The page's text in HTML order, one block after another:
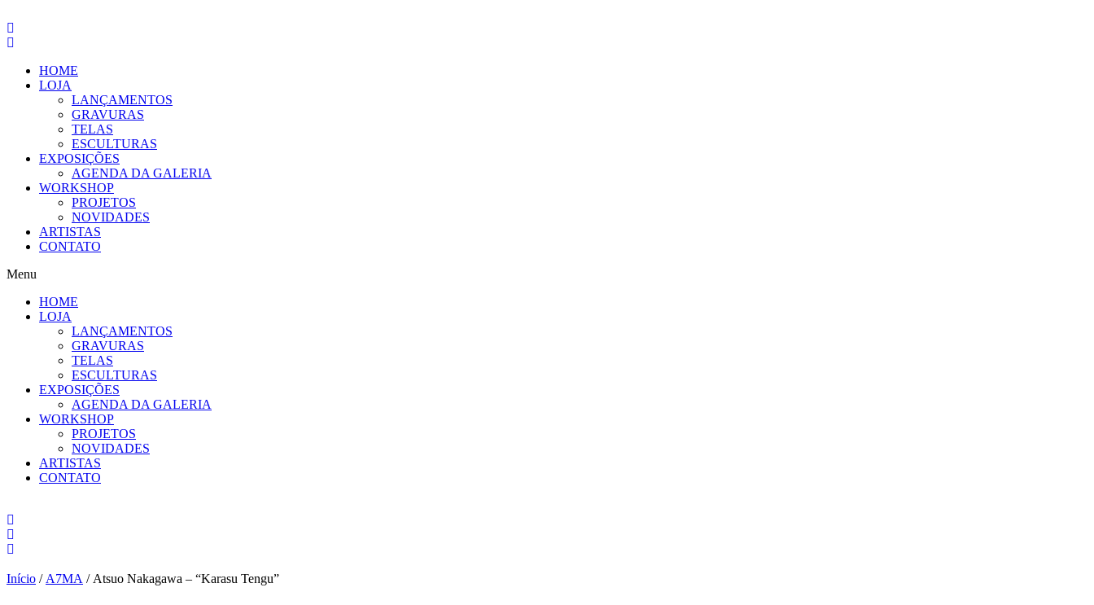
para
o
HOME
LOJA
LANÇAMENTOS
GRAVURAS
TELAS
ESCULTURAS
EXPOSIÇÕES
AGENDA DA GALERIA
WORKSHOP
PROJETOS
NOVIDADES
ARTISTAS
CONTATO
Menu
HOME
LOJA
LANÇAMENTOS
GRAVURAS
TELAS
ESCULTURAS
EXPOSIÇÕES
AGENDA DA GALERIA
WORKSHOP
PROJETOS
NOVIDADES
ARTISTAS
CONTATO
Início / A7MA / Atsuo Nakagawa – “Karasu Tengu”